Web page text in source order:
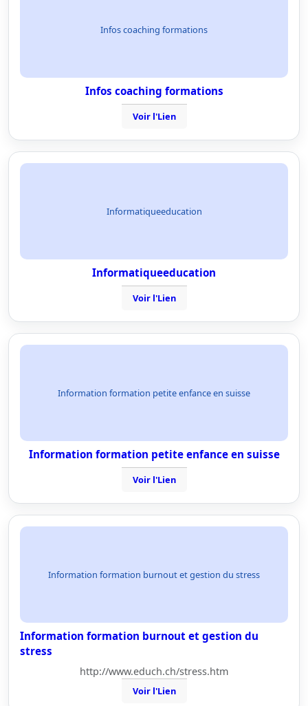
Infos coaching formations
Infos coaching formations
Voir l'Lien
Informatiqueeducation
Informatiqueeducation
Voir l'Lien
Information formation petite enfance en suisse
Information formation petite enfance en suisse
Voir l'Lien
Information formation burnout et gestion du stress
Information formation burnout et gestion du
stress
http://www.educh.ch/stress.htm
Voir l'Lien